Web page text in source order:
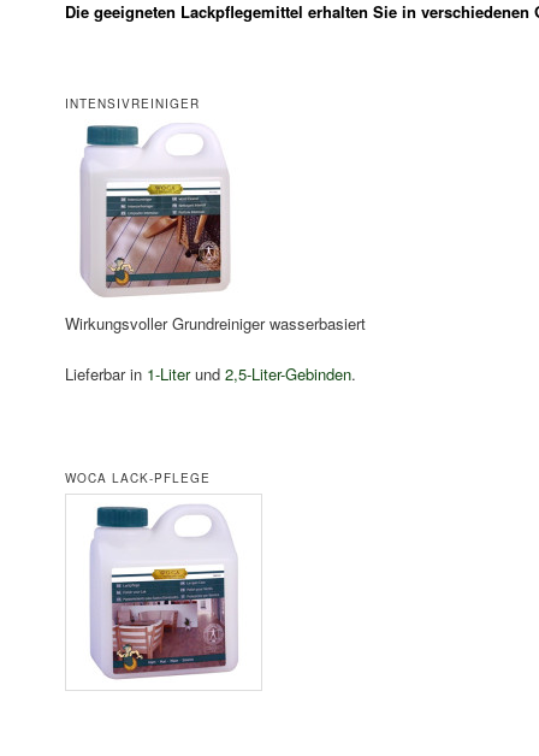
Die geeigneten Lackpflegemittel erhalten Sie in verschiedenen
INTENSIVREINIGER
Wirkungsvoller Grundreiniger wasserbasiert
Lieferbar in 1-Literund 2,5-Liter-Gebinden.
WOCA LACK-PFLEGE